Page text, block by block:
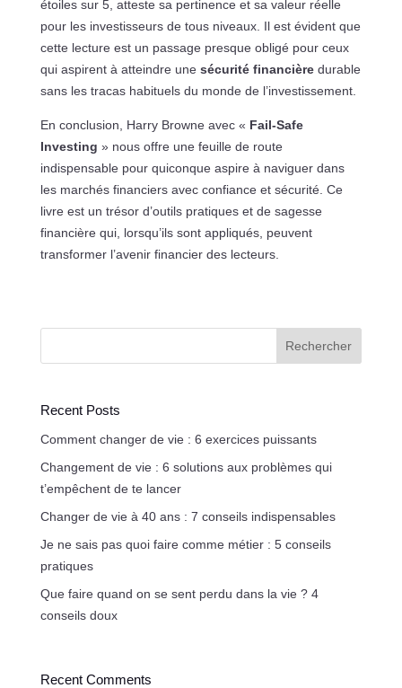
étoiles sur 5, atteste sa pertinence et sa valeur réelle
pour les investisseurs de tous niveaux. Il est évident que
cette lecture est un passage presque obligé pour ceux
qui aspirent à atteindre une sécurité financièredurable
sans les tracas habituels du monde de l’investissement.
En conclusion, Harry Browne avec « Fail-Safe
Investing » nous offre une feuille de route
indispensable pour quiconque aspire à naviguer dans
les marchés financiers avec confiance et sécurité. Ce
livre est un trésor d’outils pratiques et de sagesse
financière qui, lorsqu’ils sont appliqués, peuvent
transformer l’avenir financier des lecteurs.
Rechercher
Recent Posts
Comment changer de vie : 6 exercices puissants
Changement de vie : 6 solutions aux problèmes qui
t’empêchent de te lancer
Changer de vie à 40 ans : 7 conseils indispensables
Je ne sais pas quoi faire comme métier : 5 conseils
pratiques
Que faire quand on se sent perdu dans la vie ? 4
conseils doux
Recent Comments